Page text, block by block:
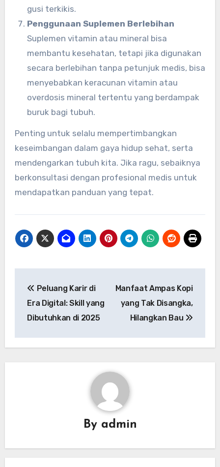
gusi terkikis.
Penggunaan Suplemen Berlebihan
Suplemen vitamin atau mineral bisa
membantu kesehatan, tetapi jika digunakan
secara berlebihan tanpa petunjuk medis, bisa
menyebabkan keracunan vitamin atau
overdosis mineral tertentu yang berdampak
buruk bagi tubuh.
Penting untuk selalu mempertimbangkan
keseimbangan dalam gaya hidup sehat, serta
mendengarkan tubuh kita. Jika ragu, sebaiknya
berkonsultasi dengan profesional medis untuk
mendapatkan panduan yang tepat.
pos
Peluang Karir di
Era Digital: Skill yang
Dibutuhkan di 2025
Manfaat Ampas Kopi
yang Tak Disangka,
Hilangkan Bau
By admin